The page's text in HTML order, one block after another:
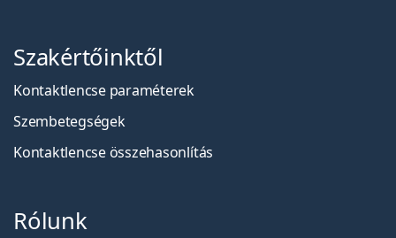
Szakértőinktől
Kontaktlencse paraméterek
Szembetegségek
Kontaktlencse összehasonlítás
Rólunk